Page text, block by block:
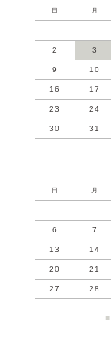
日 月
2 3
9 10
16 17
23 24
30 31
日 月
6 7
13 14
20 21
27 28
■